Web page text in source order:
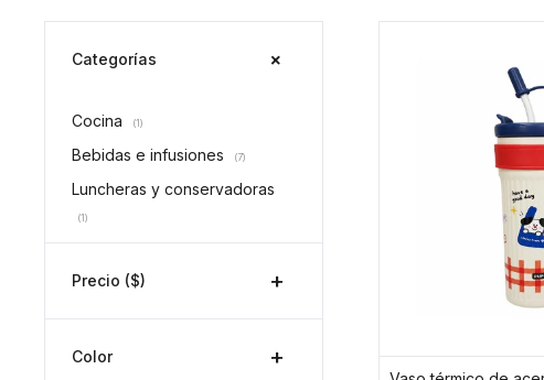
Categorías
Cocina (1)
Bebidas e infusiones (7)
Luncheras y conservadoras
(1)
Precio ($)
Color